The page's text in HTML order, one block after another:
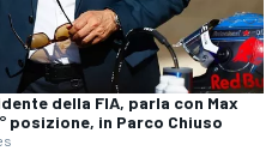
della FIA, parla con Max
posizione, in Parco Chiuso